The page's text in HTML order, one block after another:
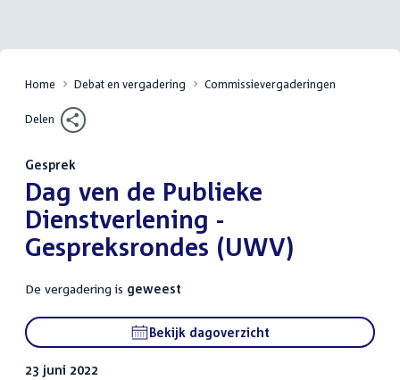
Home Debat en vergadering Commissievergaderingen
Delen
Gesprek
:Dag ven de Publieke
Dienstverlening -
Gespreksrondes (UWV)
De vergadering is geweest
Bekijk dagoverzicht
23 juni 2022